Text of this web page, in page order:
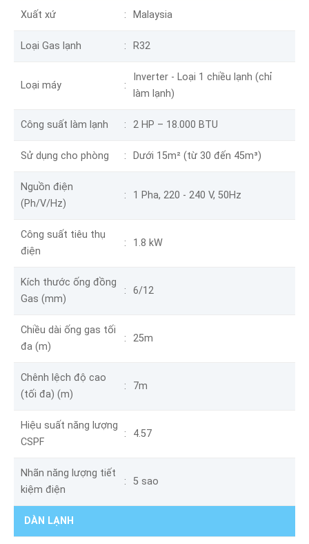
Xuất xứ Malaysia
Loại Gas lạnh R32
Loại máy
Inverter - Loại 1 chiều lạnh (chỉ
làm lạnh)
Công suất làm lạnh 2 HP – 18.000 BTU
Sử dụng cho phòng Dưới 15m² (từ 30 đến 45m³)
Nguồn điện
(Ph/V/Hz)
1 Pha, 220 - 240 V, 50Hz
Công suất tiêu thụ
điện
1.8 kW
Kích thước ống đồng
Gas (mm)
6/12
Chiều dài ống gas tối
đa (m)
25m
Chênh lệch độ cao
(tối đa) (m)
7m
Hiệu suất năng lượng
CSPF
4.57
Nhãn năng lượng tiết
kiệm điện
5 sao
DÀN LẠNH